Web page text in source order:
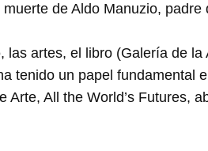
de Aldo Manuzio, padre
las artes, el libro (Galería de
tenido un papel fundamental
Arte, All the World’s Futures,